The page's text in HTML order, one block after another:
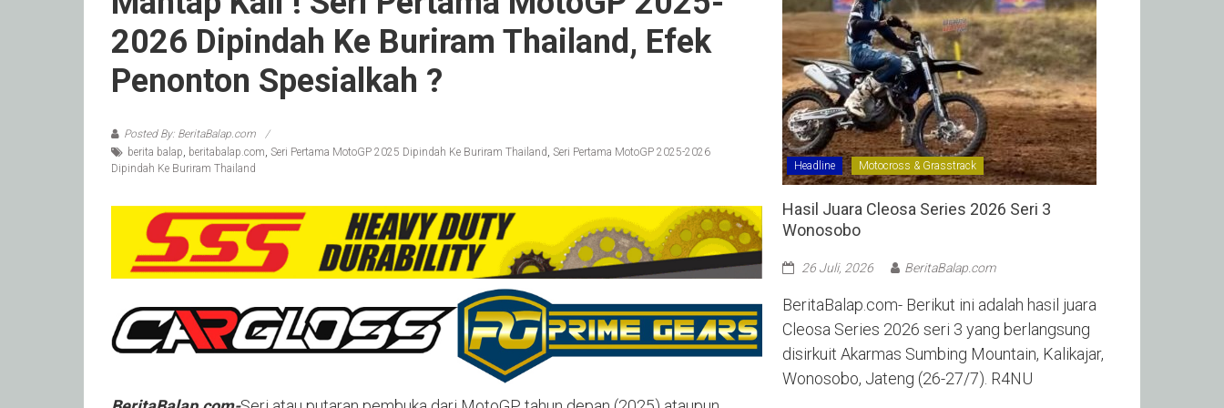
2026 Dipindah Ke Buriram Thailand, Efek
Penonton Spesialkah ?
Posted By: BeritaBalap.com
berita balap, beritabalap.com, Seri Pertama MotoGP 2025 Dipindah Ke Buriram Thailand, Seri Pertama MotoGP 2025-2026
Dipindah Ke Buriram Thailand
Headline Motocross & Grasstrack
Hasil Juara Cleosa Series 2026 Seri 3
Wonosobo ‎
26 Juli, 2026 BeritaBalap.com
BeritaBalap.com- Berikut ini adalah hasil juara
Cleosa Series 2026 seri 3 yang berlangsung
disirkuit Akarmas Sumbing Mountain, Kalikajar,
Wonosobo, Jateng (26-27/7). R4NU